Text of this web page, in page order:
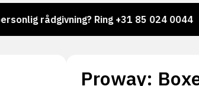
rådgivning? Ring +31 85 024 0044
Proway: